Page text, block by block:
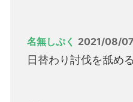
名無しぷく 2021/08/
日替わり討伐を舐め